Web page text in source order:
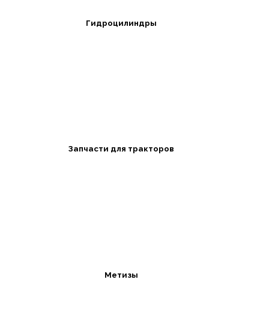
Гидроцилиндры
Запчасти для тракторов
Метизы